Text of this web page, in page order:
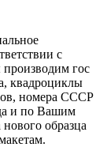
с
гос
квадроциклы
номера СССР
и по Вашим
образца